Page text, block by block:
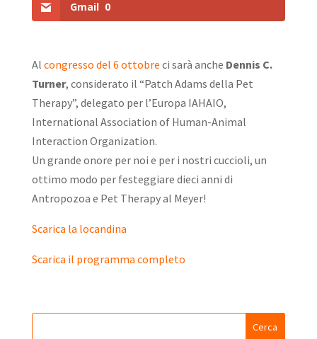
Gmail 0
Al congresso del 6 ottobre ci sarà anche Dennis C.
Turner, considerato il “Patch Adams della Pet
Therapy”, delegato per l’Europa IAHAIO,
International Association of Human-Animal
Interaction Organization.
Un grande onore per noi e per i nostri cuccioli, un
ottimo modo per festeggiare dieci anni di
Antropozoa e Pet Therapy al Meyer!
Scarica la locandina
Scarica il programma completo